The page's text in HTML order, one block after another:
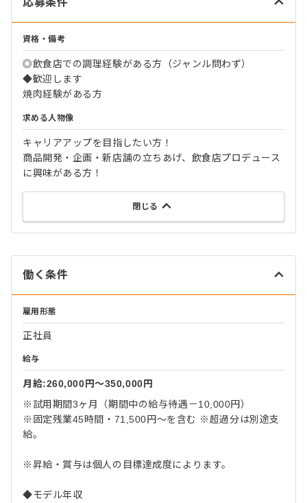
資格・備考
◎飲食店での調理経験がある方（ジャンル問わず）
◆歓迎します
焼肉経験がある方
求める人物像
キャリアアップを目指したい方！
商品開発・企画・新店舗の立ちあげ、飲食店プロデュース
に興味がある方！
閉じる
働く条件
雇用形態
正社員
給与
月給:260,000円〜350,000円
※試用期間3ヶ月（期間中の給与待遇－10,000円）
※固定残業45時間・71,500円～を含む ※超過分は別途支
給。
※昇給・賞与は個人の目標達成度によります。
◆モデル年収